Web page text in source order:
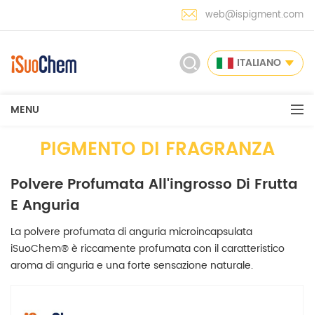
web@ispigment.com
ITALIANO
MENU
PIGMENTO DI FRAGRANZA
Polvere Profumata All'ingrosso Di Frutta
E Anguria
La polvere profumata di anguria microincapsulata
iSuoChem® è riccamente profumata con il caratteristico
aroma di anguria e una forte sensazione naturale.